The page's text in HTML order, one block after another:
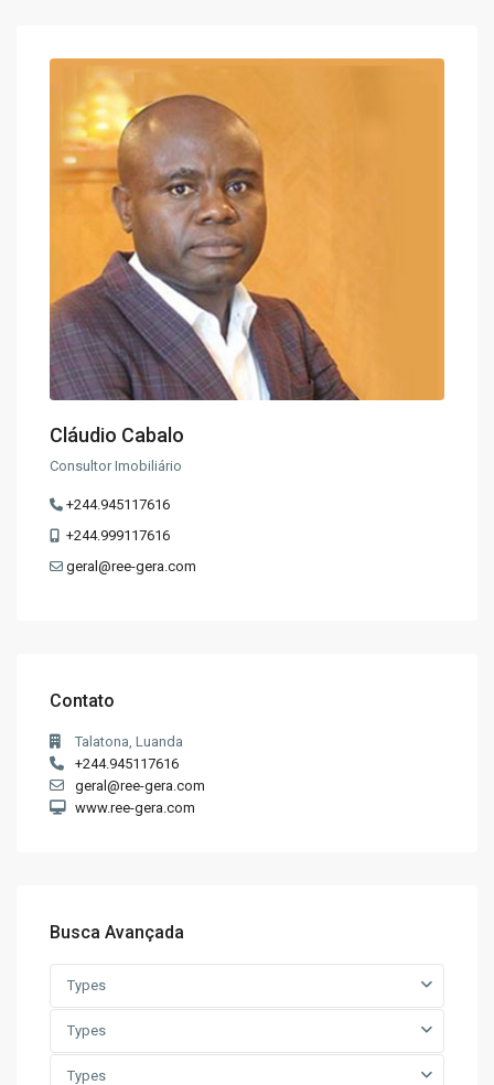
Cláudio Cabalo
Consultor Imobiliário
+244.945117616
+244.999117616
geral@ree-gera.com
Contato
Talatona, Luanda
+244.945117616
geral@ree-gera.com
www.ree-gera.com
Busca Avançada
Types
Types
Types